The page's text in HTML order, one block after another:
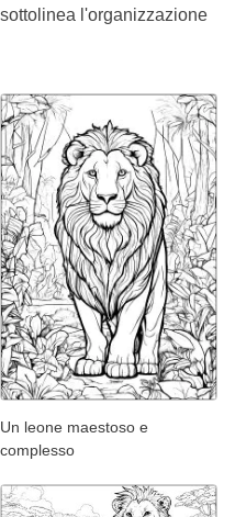
l'organizzazione
Un leone maestoso e
complesso